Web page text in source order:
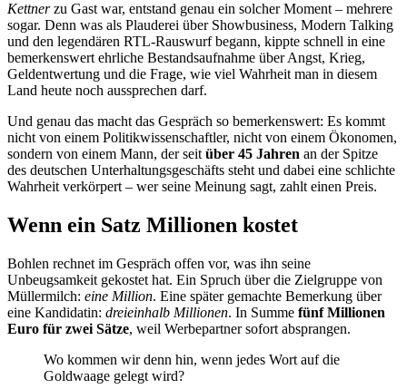
Kettnerzu Gast war, entstand genau ein solcher Moment – mehrere
sogar. Denn was als Plauderei über Showbusiness, Modern Talking
und den legendären RTL-Rauswurf begann, kippte schnell in eine
bemerkenswert ehrliche Bestandsaufnahme über Angst, Krieg,
Geldentwertung und die Frage, wie viel Wahrheit man in diesem
Land heute noch aussprechen darf.
Und genau das macht das Gespräch so bemerkenswert: Es kommt
nicht von einem Politikwissenschaftler, nicht von einem Ökonomen,
sondern von einem Mann, der seit über 45 Jahren an der Spitze
des deutschen Unterhaltungsgeschäfts steht und dabei eine schlichte
Wahrheit verkörpert – wer seine Meinung sagt, zahlt einen Preis.
Wenn ein Satz Millionen kostet
Bohlen rechnet im Gespräch offen vor, was ihn seine
Unbeugsamkeit gekostet hat. Ein Spruch über die Zielgruppe von
Müllermilch: eine Million. Eine später gemachte Bemerkung über
eine Kandidatin: dreieinhalb Millionen. In Summe fünf Millionen
Euro für zwei Sätze, weil Werbepartner sofort absprangen.
Wo kommen wir denn hin, wenn jedes Wort auf die
Goldwaage gelegt wird?